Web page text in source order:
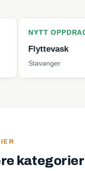
OPPDRAG
kategorier